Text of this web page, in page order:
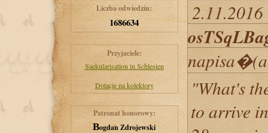
Liczba odwiedzin:
1686634
Przyjaciele:
Saekularisation in Schlesien
Dotacje na kolektory
Patronat honorowy:
Bogdan Zdrojewski
"What's
to arrive